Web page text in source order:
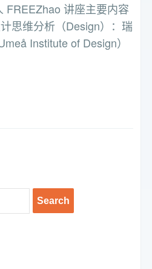
FREEZhao 讲座主要内容
思维分析（Design）：瑞
Institute of Design）